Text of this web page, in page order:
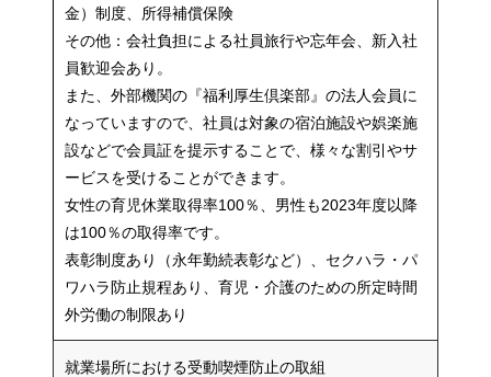
金）制度、所得補償保険
その他：会社負担による社員旅行や忘年会、新入社
員歓迎会あり。
また、外部機関の『福利厚生倶楽部』の法人会員に
なっていますので、社員は対象の宿泊施設や娯楽施
設などで会員証を提示することで、様々な割引やサ
ービスを受けることができます。
女性の育児休業取得率100％、男性も2023年度以降
は100％の取得率です。
表彰制度あり（永年勤続表彰など）、セクハラ・パ
ワハラ防止規程あり、育児・介護のための所定時間
外労働の制限あり
就業場所における受動喫煙防止の取組